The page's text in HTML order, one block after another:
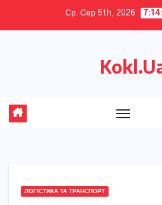
Ср. Сер 5th, 2026
ЛОГІСТИКА ТА ТРАНСПОРТ